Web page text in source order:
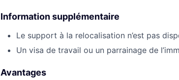
Information supplémentaire
Le support à la relocalisation n’est pas
Un visa de travail ou un parrainage de
Avantages